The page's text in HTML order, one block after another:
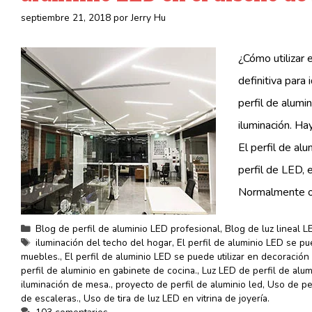
septiembre 21, 2018 porJerry Hu
¿Cómo utilizar
definitiva para
perfil de
iluminación.
El perfil de
perfil de LED,
Normalmente
Categorías
Blog de perfil de aluminio LED profesional,Blog de luz lineal
Etiquetas
iluminación del techo del hogar,El perfil de aluminio LED se
muebles., El perfil de aluminio LED se puede utilizar en decoración
perfil de aluminio en gabinete de cocina., Luz LED de perfil de
iluminación de mesa., proyecto de perfil de aluminio led, Uso de
de escaleras., Uso de tira de luz LED en vitrina de joyería.